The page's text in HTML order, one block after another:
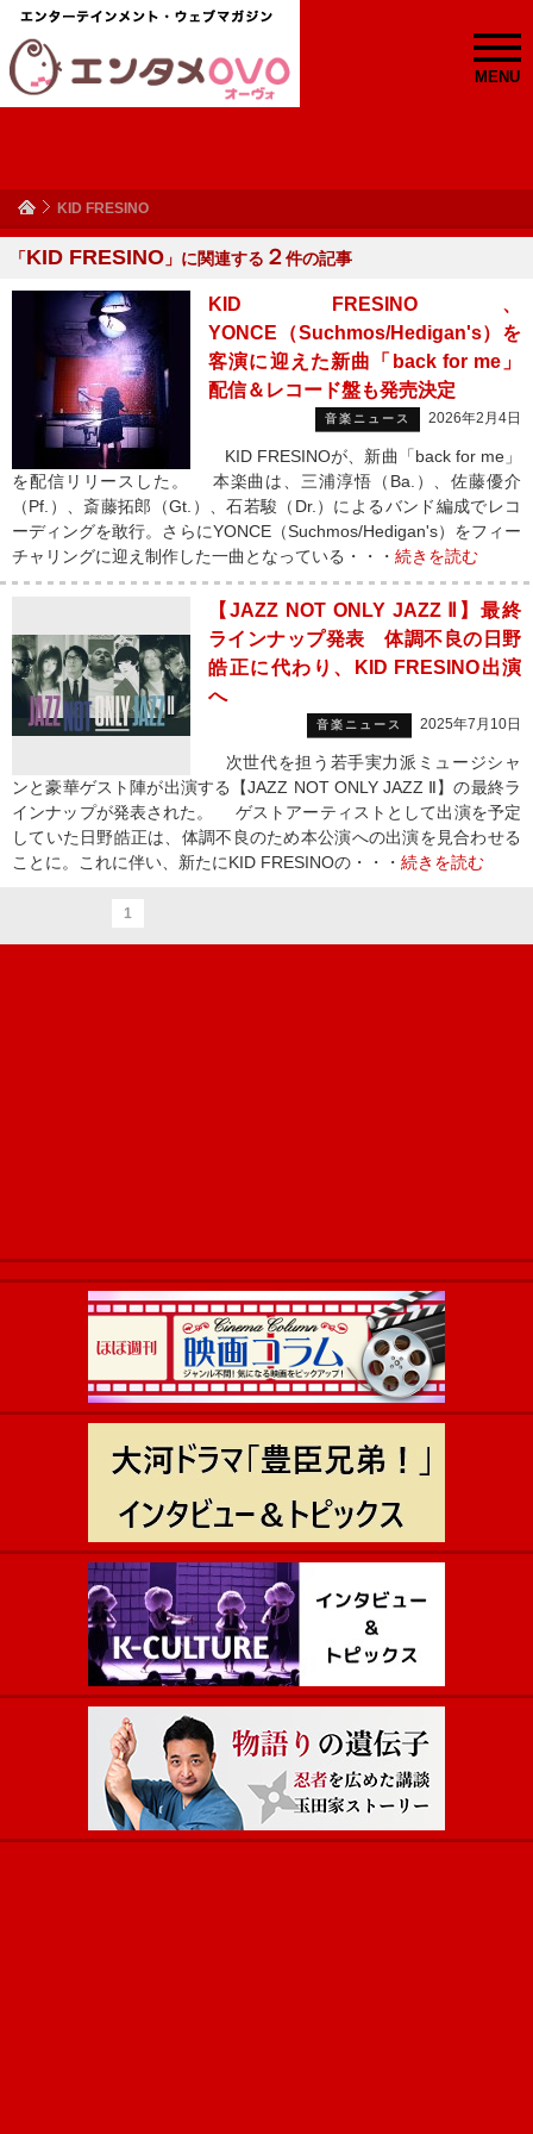
MENU
KID FRESINO
「KID FRESINO 」に関連する ２件の記事
KID FRESINO、
YONCE（Suchmos/Hedigan's）を
客演に迎えた新曲「back for me」
配信＆レコード盤も発売決定
音楽ニュース 2026年2月4日
KID FRESINOが、新曲「back for me」
を配信リリースした。 本楽曲は、三浦淳悟（Ba.）、佐藤優介
（Pf.）、斎藤拓郎（Gt.）、石若駿（Dr.）によるバンド編成でレコ
ーディングを敢行。さらにYONCE（Suchmos/Hedigan's）をフィー
チャリングに迎え制作した一曲となっている・・・ 続きを読む
【JAZZ NOT ONLY JAZZ Ⅱ】最終
ラインナップ発表 体調不良の日野
皓正に代わり、KID FRESINO出演
へ
音楽ニュース 2025年7月10日
次世代を担う若手実力派ミュージシャ
ンと豪華ゲスト陣が出演する【JAZZ NOT ONLY JAZZ Ⅱ】の最終ラ
インナップが発表された。 ゲストアーティストとして出演を予定
していた日野皓正は、体調不良のため本公演への出演を見合わせる
ことに。これに伴い、新たにKID FRESINOの・・・ 続きを読む
1